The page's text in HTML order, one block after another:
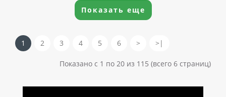
Показать еще
1 2 3 4 5 6 > >|
Показано с 1 по 20 из 115 (всего 6 страниц)